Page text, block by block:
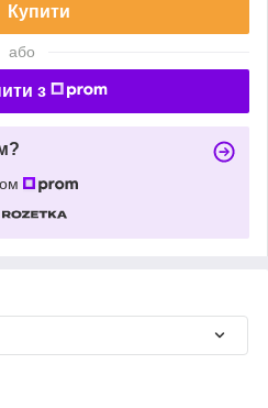
Купити
або
з